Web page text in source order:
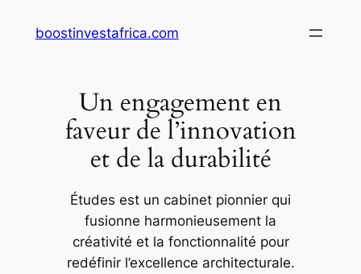
boostinvestafrica.com
Un engagement en
faveur de l’innovation
et de la durabilité
Études est un cabinet pionnier qui
fusionne harmonieusement la
créativité et la fonctionnalité pour
redéfinir l’excellence architecturale.